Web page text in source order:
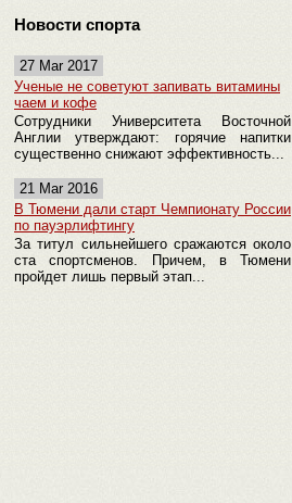
Новости спорта
27 Mar 2017
Ученые не советуют запивать витамины
чаем и кофе
Сотрудники Университета Восточной
Англии утверждают: горячие напитки
существенно снижают эффективность...
21 Mar 2016
В Тюмени дали старт Чемпионату России
по пауэрлифтингу
За титул сильнейшего сражаются около
ста спортсменов. Причем, в Тюмени
пройдет лишь первый этап...